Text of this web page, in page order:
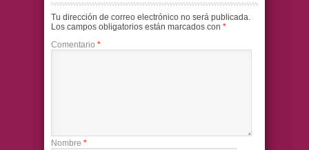
Tu dirección de correo electrónico no será publicada.
Los campos obligatorios están marcados con *
Comentario *
Nombre *